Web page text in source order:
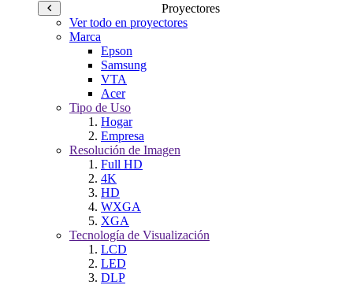
Proyectores
Ver todo en proyectores
Marca
Epson
Samsung
VTA
Acer
Tipo de Uso
Hogar
Empresa
Resolución de Imagen
Full HD
4K
HD
WXGA
XGA
Tecnología de Visualización
LCD
LED
DLP